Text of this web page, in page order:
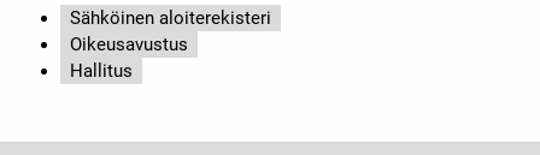
Sähköinen aloiterekisteri
Oikeusavustus
Hallitus